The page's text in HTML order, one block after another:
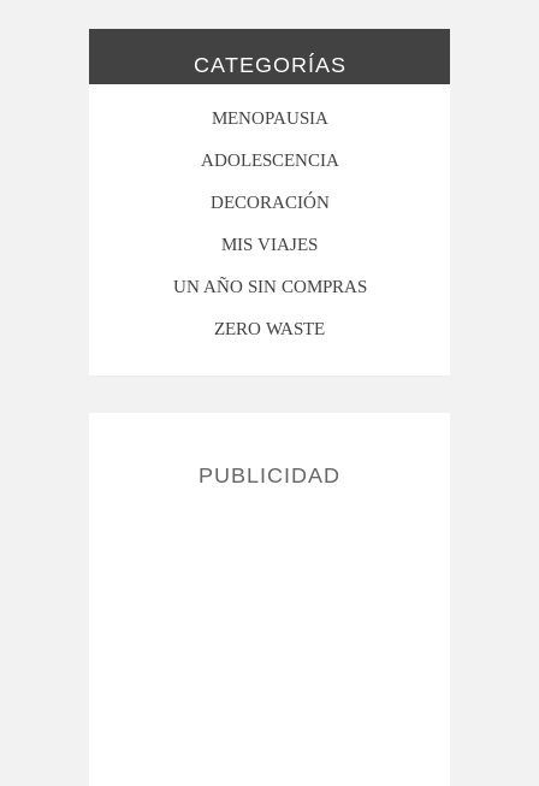
CATEGORÍAS
MENOPAUSIA
ADOLESCENCIA
DECORACIÓN
MIS VIAJES
UN AÑO SIN COMPRAS
ZERO WASTE
PUBLICIDAD